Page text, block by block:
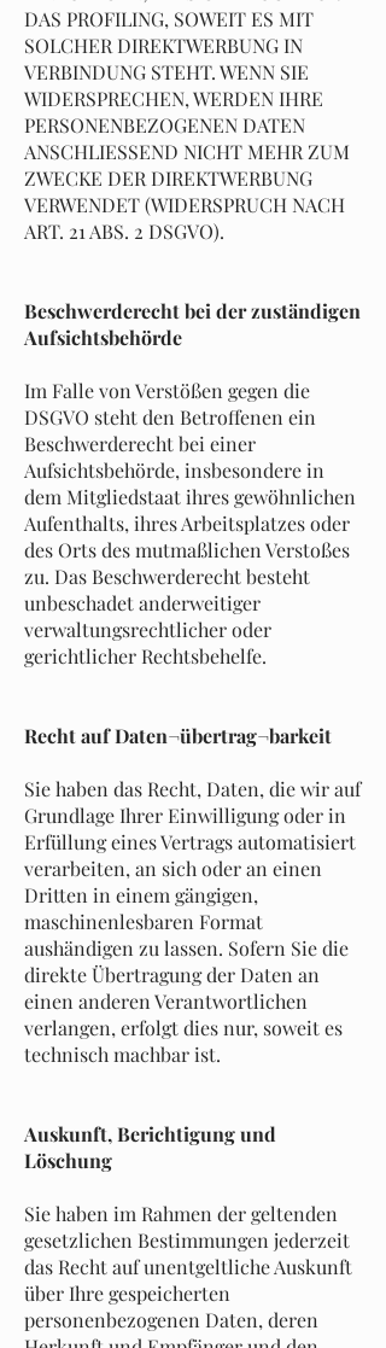
DAS PROFILING, SOWEIT ES MIT
SOLCHER DIREKTWERBUNG IN
VERBINDUNG STEHT. WENN SIE
WIDERSPRECHEN, WERDEN IHRE
PERSONENBEZOGENEN DATEN
ANSCHLIESSEND NICHT MEHR ZUM
ZWECKE DER DIREKTWERBUNG
VERWENDET (WIDERSPRUCH NACH
ART. 21 ABS. 2 DSGVO).
Beschwerderecht bei der zuständigen
Aufsichtsbehörde
Im Falle von Verstößen gegen die
DSGVO steht den Betroffenen ein
Beschwerderecht bei einer
Aufsichtsbehörde, insbesondere in
dem Mitgliedstaat ihres gewöhnlichen
Aufenthalts, ihres Arbeitsplatzes oder
des Orts des mutmaßlichen Verstoßes
zu. Das Beschwerderecht besteht
unbeschadet anderweitiger
verwaltungsrechtlicher oder
gerichtlicher Rechtsbehelfe.
Recht auf Daten¬übertrag¬barkeit
Sie haben das Recht, Daten, die wir auf
Grundlage Ihrer Einwilligung oder in
Erfüllung eines Vertrags automatisiert
verarbeiten, an sich oder an einen
Dritten in einem gängigen,
maschinenlesbaren Format
aushändigen zu lassen. Sofern Sie die
direkte Übertragung der Daten an
einen anderen Verantwortlichen
verlangen, erfolgt dies nur, soweit es
technisch machbar ist.
Auskunft, Berichtigung und
Löschung
Sie haben im Rahmen der geltenden
gesetzlichen Bestimmungen jederzeit
das Recht auf unentgeltliche Auskunft
über Ihre gespeicherten
personenbezogenen Daten, deren